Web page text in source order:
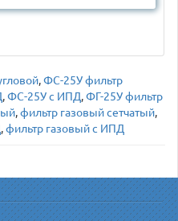
,ФС-25У фильтр
,ФС-25У с ИПД,ФГ-25У фильтр
,фильтр газовый сетчатый,
,фильтр газовый с ИПД